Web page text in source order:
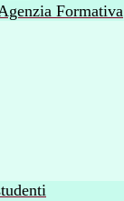
Formativa